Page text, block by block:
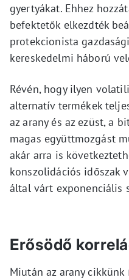
gyertyákat. Ehhez
befektetők elkezdték
protekcionista
kereskedelmi háború
Révén, hogy ilyen
alternatív termékek
az arany és az ezüst, a
magas együttmozgást
akár arra is
konszolidációs időszak
által várt exponenciális
Erősödő
Miután az arany